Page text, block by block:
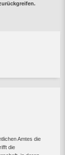
Amtes die
die